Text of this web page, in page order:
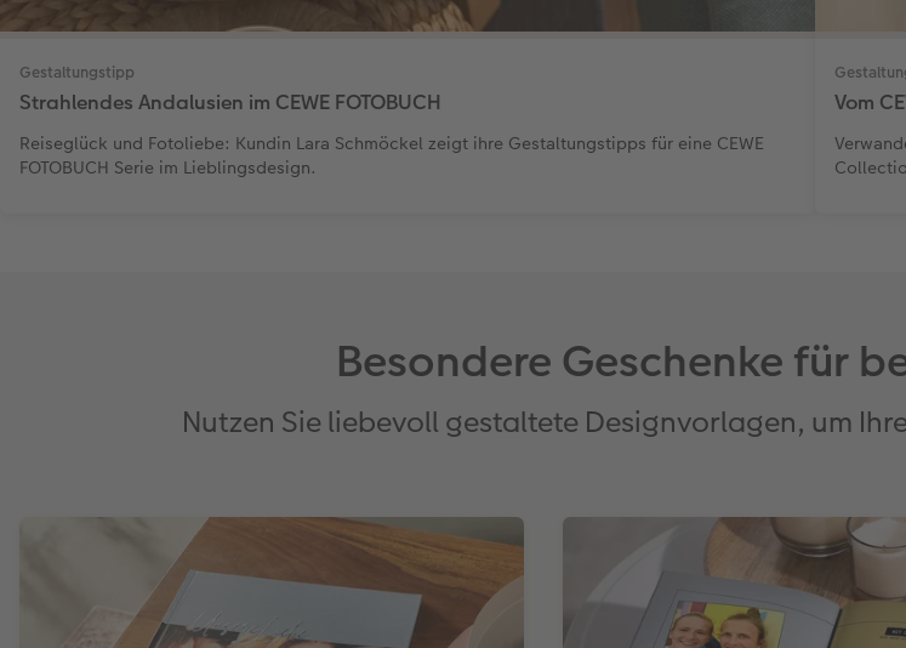
Gestaltungstipp
Strahlendes Andalusien im CEWE FOTOBUCH
Reiseglück und Fotoliebe: Kundin Lara Schmöckel zeigt ihre Gestaltungstipps für eine CEWE
FOTOBUCH Serie im Lieblingsdesign.
Vom
Besondere Geschenke für
Nutzen Sie liebevoll gestaltete Designvorlagen, um